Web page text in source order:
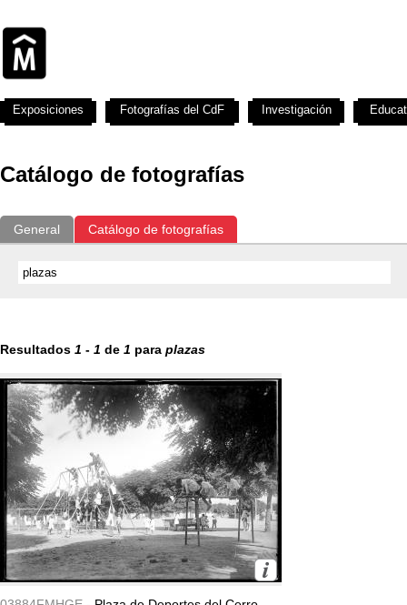
Catálogo de fotografías
General Catálogo de fotografías
Resultados 1 - 1 de 1 para plazas
Exposiciones Fotografías del CdF Investigación